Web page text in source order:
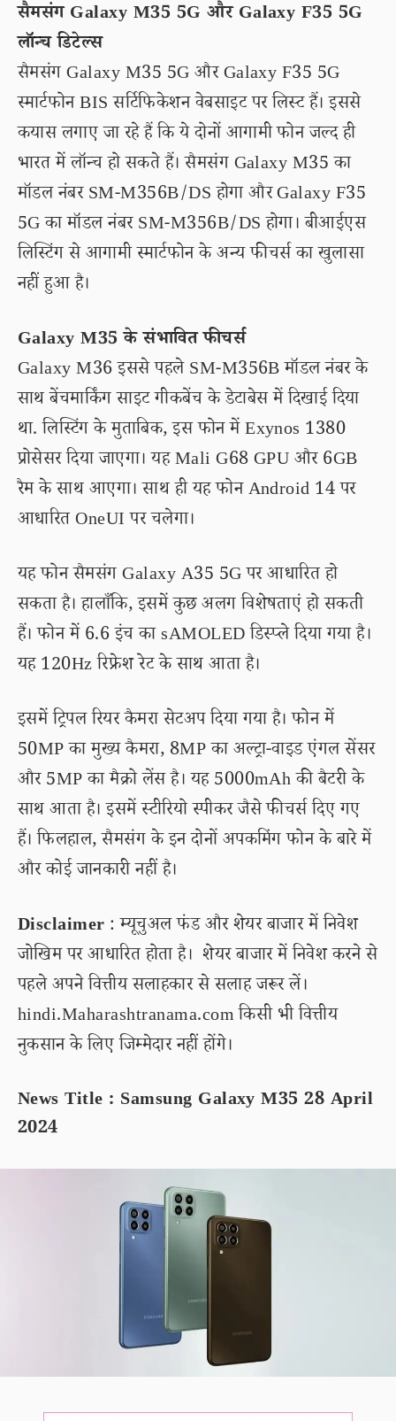
सैमसंग Galaxy M35 5G और Galaxy F35 5G
लॉन्च डिटेल्स
सैमसंग Galaxy M35 5G और Galaxy F35 5G
स्मार्टफोन BIS सर्टिफिकेशन वेबसाइट पर लिस्ट हैं। इससे
कयास लगाए जा रहे हैं कि ये दोनों आगामी फोन जल्द ही
भारत में लॉन्च हो सकते हैं। सैमसंग Galaxy M35 का
मॉडल नंबर SM-M356B/DS होगा और Galaxy F35
5G का मॉडल नंबर SM-M356B/DS होगा। बीआईएस
लिस्टिंग से आगामी स्मार्टफोन के अन्य फीचर्स का खुलासा
नहीं हुआ है।
Galaxy M35 के संभावित फीचर्स
Galaxy M36 इससे पहले SM-M356B मॉडल नंबर के
साथ बेंचमार्किंग साइट गीकबेंच के डेटाबेस में दिखाई दिया
था. लिस्टिंग के मुताबिक, इस फोन में Exynos 1380
प्रोसेसर दिया जाएगा। यह Mali G68 GPU और 6GB
रैम के साथ आएगा। साथ ही यह फोन Android 14 पर
आधारित OneUI पर चलेगा।
यह फोन सैमसंग Galaxy A35 5G पर आधारित हो
सकता है। हालाँकि, इसमें कुछ अलग विशेषताएं हो सकती
हैं। फोन में 6.6 इंच का sAMOLED डिस्प्ले दिया गया है।
यह 120Hz रिफ्रेश रेट के साथ आता है।
इसमें ट्रिपल रियर कैमरा सेटअप दिया गया है। फोन में
50MP का मुख्य कैमरा, 8MP का अल्ट्रा-वाइड एंगल सेंसर
और 5MP का मैक्रो लेंस है। यह 5000mAh की बैटरी के
साथ आता है। इसमें स्टीरियो स्पीकर जैसे फीचर्स दिए गए
हैं। फिलहाल, सैमसंग के इन दोनों अपकमिंग फोन के बारे में
और कोई जानकारी नहीं है।
Disclaimer : म्यूचुअल फंड और शेयर बाजार में निवेश
जोखिम पर आधारित होता है। शेयर बाजार में निवेश करने से
पहले अपने वित्तीय सलाहकार से सलाह जरूर लें।
hindi.Maharashtranama.com किसी भी वित्तीय
नुकसान के लिए जिम्मेदार नहीं होंगे।
News Title : Samsung Galaxy M35 28 April
2024